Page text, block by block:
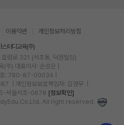
이용약관 개인정보처리방침
스터디교육(주)
령로 321 (서초동, 덕원빌딩)
(주) 대표이사: 손성은 |
호: 780-87-00034
| 개인정보보호책임자: 김영무
서울서초-0678 [정보확인]
All right reserved.